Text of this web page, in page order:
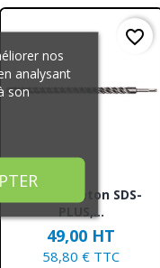
 Aperçu rapide
Foret À Béton SDS-
PLUS,...
49,00 HT
58,80 € TTC
favorite_border
nos
analysant
son